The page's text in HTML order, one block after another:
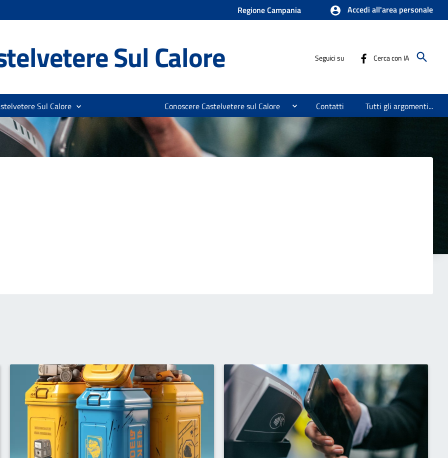
Regione Campania Accedi all'area personale
Sul Calore Seguici su Cerca con IA
Sul Calore Conoscere Castelvetere sul Calore Contatti Tutti gli argomenti...